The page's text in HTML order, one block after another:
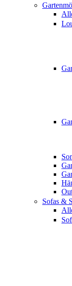
Sofas &